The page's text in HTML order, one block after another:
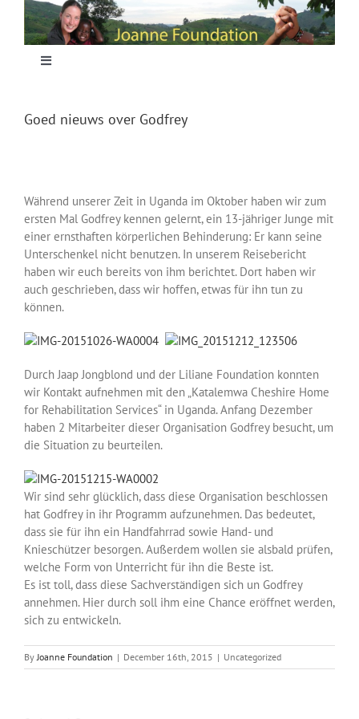
content
Toggle
Projecten
Nieuws
Sponsoring
Goed nieuws over Godfrey
Während unserer Zeit in Uganda im Oktober haben wir zum
ersten Mal Godfrey kennen gelernt, ein 13-jähriger Junge mit
einer ernsthaften körperlichen Behinderung: Er kann seine
Unterschenkel nicht benutzen. In unserem Reisebericht
haben wir euch bereits von ihm berichtet. Dort haben wir
auch geschrieben, dass wir hoffen, etwas für ihn tun zu
können.
Durch Jaap Jongblond und der Liliane Foundation konnten
wir Kontakt aufnehmen mit den „Katalemwa Cheshire Home
for Rehabilitation Services“ in Uganda. Anfang Dezember
haben 2 Mitarbeiter dieser Organisation Godfrey besucht, um
die Situation zu beurteilen.
Wir sind sehr glücklich, dass diese Organisation beschlossen
hat Godfrey in ihr Programm aufzunehmen. Das bedeutet,
dass sie für ihn ein Handfahrrad sowie Hand- und
Knieschützer besorgen. Außerdem wollen sie alsbald prüfen,
welche Form von Unterricht für ihn die Beste ist.
Es ist toll, dass diese Sachverständigen sich un Godfrey
annehmen. Hier durch soll ihm eine Chance eröffnet werden,
sich zu entwickeln.
By Joanne Foundation | December 16th, 2015 | Uncategorized